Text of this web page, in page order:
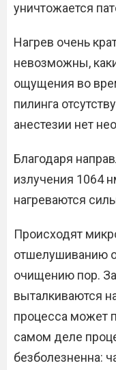
уничтожается
Нагрев очень
невозможны,
ощущения во
пилинга
анестезии нет
Благодаря
излучения 1064
нагреваются
Происходят
отшелушиванию
очищению пор.
выталкиваются
процесса может
самом деле
безболезненна: